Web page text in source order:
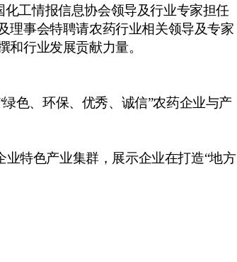
化工情报信息协会领导及行业专家担任
理事会特聘请农药行业相关领导及专家
行业发展贡献力量。
色、环保、优秀、诚信”农药企业与产
特色产业集群，展示企业在打造“地方